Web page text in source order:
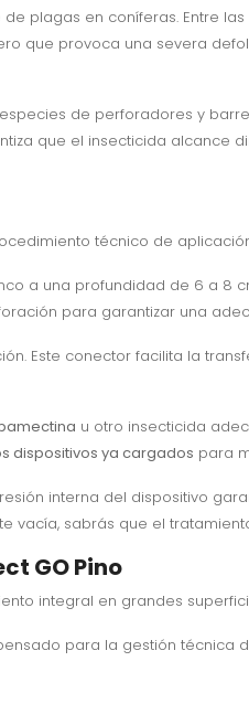
plagas en coníferas. Entre
que provoca una severa
de perforadores y
que el insecticida alcance
técnico de
a una profundidad de 6 a 8
para garantizar una
Este conector facilita la
u otro insecticida
dispositivos ya cargados para
interna del dispositivo
vacía, sabrás que el
GO Pino
integral en grandes
para la gestión